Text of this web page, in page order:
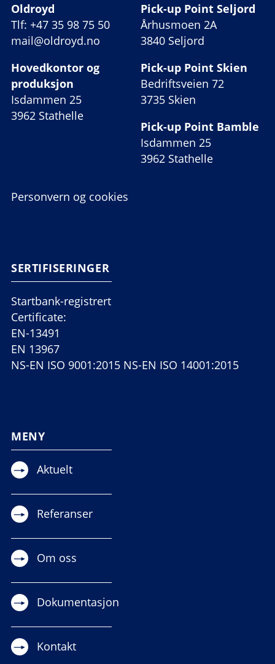
Oldroyd
Tlf: +47 35 98 75 50
mail@oldroyd.no
Hovedkontor og
produksjon
Isdammen 25
3962 Stathelle
Pick-up Point Seljord
Århusmoen 2A
3840 Seljord
Pick-up Point Skien
Bedriftsveien 72
3735 Skien
Pick-up Point Bamble
Isdammen 25
3962 Stathelle
Personvern og cookies
SERTIFISERINGER
Startbank-registrert
Certificate:
EN-13491
EN 13967
NS-EN ISO 9001:2015 NS-EN ISO 14001:2015
MENY
Aktuelt
Referanser
Om oss
Dokumentasjon
Kontakt